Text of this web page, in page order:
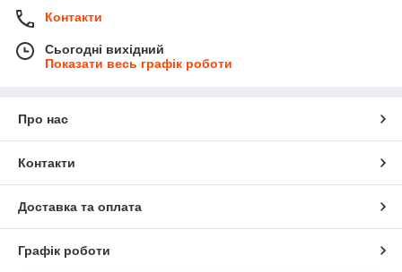
Контакти
Сьогодні вихідний
Показати весь графік роботи
Про нас
Контакти
Доставка та оплата
Графік роботи